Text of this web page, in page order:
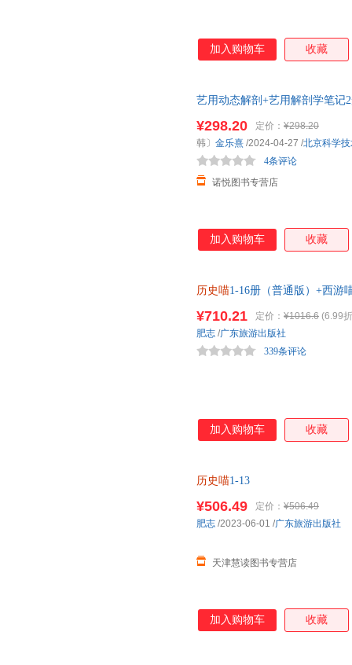
加入购物车 收藏
艺用动态解剖+艺用解剖学笔记
¥298.20 定价： ¥298.20
诺悦图书专营店
4条评论
韩〕 金乐熹 /2024-04-27 /北京科学
加入购物车 收藏
历史喵1-16册（普通版）+西游
¥710.21 定价： ¥1016.6 (6.99
339条评论
肥志 /广东旅游出版社
加入购物车 收藏
历史喵1-13
¥506.49 定价： ¥506.49
天津慧读图书专营店
肥志 /2023-06-01 /广东旅游出版社
加入购物车 收藏